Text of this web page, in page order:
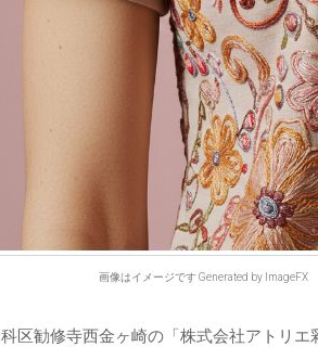
画像はイメージです Generated by ImageFX
区勧修寺西金ヶ崎の「株式会社アトリ